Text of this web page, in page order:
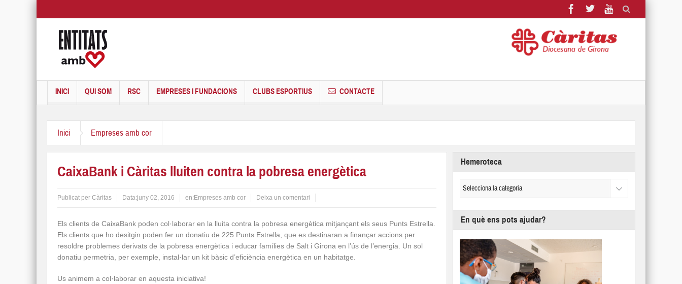
INICI QUI SOM RSC EMPRESES I FUNDACIONS CLUBS ESPORTIUS CONTACTE
Inici Empreses amb cor
CaixaBank i Càritas lluiten contra la pobresa energètica
Publicat per Càritas Data:juny 02, 2016 en:Empreses amb cor Deixa un comentari
Els clients de CaixaBank poden col·laborar en la lluita contra la pobresa energètica mitjançant els seus Punts Estrella.
Els clients que ho desitgin poden fer un donatiu de 225 Punts Estrella, que es destinaran a finançar accions per
resoldre problemes derivats de la pobresa energètica i educar famílies de Salt i Girona en l’ús de l’energia. Un sol
donatiu permetria, per exemple, instal·lar un kit bàsic d’eficiència energètica en un habitatge.
Us animem a col·laborar en aquesta iniciativa!
Hemeroteca
En què ens pots ajudar?